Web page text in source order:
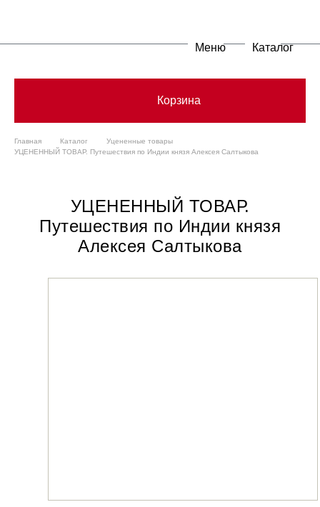
Меню Каталог
Корзина
Главная Каталог
Уцененные товары
УЦЕНЕННЫЙ ТОВАР. Путешествия по Индии князя Алексея Салтыкова
УЦЕНЕННЫЙ ТОВАР.
Путешествия по Индии князя
Алексея Салтыкова